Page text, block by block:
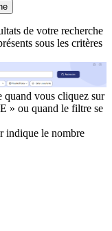
de votre recherche
sous les critères
quand vous cliquez sur
» ou quand le filtre se
indique le nombre